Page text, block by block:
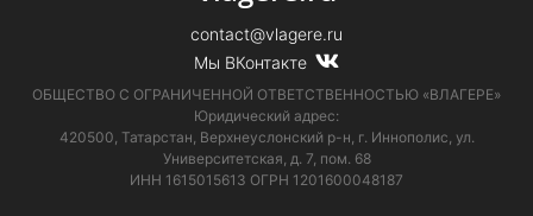
contact@vlagere.ru
Мы ВКонтакте
ОБЩЕСТВО С ОГРАНИЧЕННОЙ ОТВЕТСТВЕННОСТЬЮ «ВЛАГЕРЕ»
Юридический адрес:
420500, Татарстан, Верхнеуслонский р-н, г. Иннополис, ул.
Университетская, д. 7, пом. 68
ИНН 1615015613 ОГРН 1201600048187